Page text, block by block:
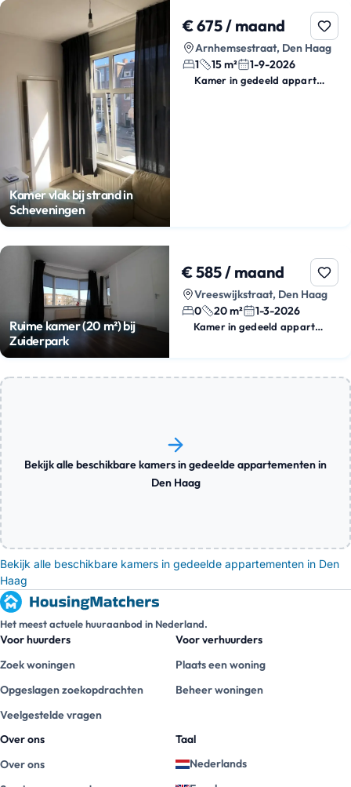
Kamer vlak bij strand in
Scheveningen
€ 675 / maand
Arnhemsestraat, Den Haag
1
15 m² 1-9-2026
Kamer in gedeeld appartement
Ruime kamer (20 m²) bij
Zuiderpark
€ 585 / maand
Vreeswijkstraat, Den Haag
0
20 m² 1-3-2026
Kamer in gedeeld appartement
Bekijk alle beschikbare kamers in gedeelde appartementen in
Den Haag
Bekijk alle beschikbare kamers in gedeelde appartementen in Den
Haag
Het meest actuele huuraanbod in Nederland.
Voor huurders
Zoek woningen
Opgeslagen zoekopdrachten
Veelgestelde vragen
Voor verhuurders
Plaats een woning
Beheer woningen
Over ons
Over ons
Taal
Nederlands